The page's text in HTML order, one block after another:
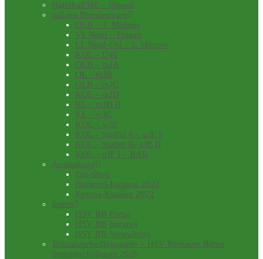
Handball360 – iSquad
nuLiga Brandenburg
OLB – 1. Männer
VL Nord – Frauen
LL Nord-Ost – 2. Männer
KOL – Ü40
OLB – mJA
OL – mJB
OLB – mJC
KOL – mJD
KL – mJD II
KL – wJC
KOL – wJE
KOL – Staffel A – gJE I
KOL – Staffel B- gJE II
KOL – gJF I – BAR
Ausstattung
Fan-Shop
Hummel-Katalog 2022
Kempa-Katalog 2022
Intern
HSV BB Portal
HSV BB Intranet
HSV BB Verwaltung
Teilnahmebedingungen – HSV Bernauer Bären
Sommerchallenge 2026